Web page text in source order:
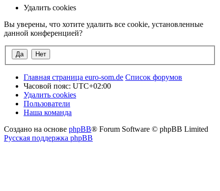
Удалить cookies
Вы уверены, что хотите удалить все cookie, установленные
данной конференцией?
Главная страница euro-som.de Список форумов
Часовой пояс: UTC+02:00
Удалить cookies
Пользователи
Наша команда
Создано на основе phpBB® Forum Software © phpBB Limited
Русская поддержка phpBB